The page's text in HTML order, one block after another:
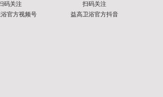
扫码关注
益高卫浴官方抖音
码关注
官方视频号